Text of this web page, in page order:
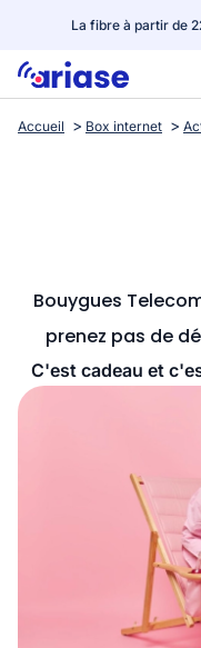
La fibre à partir de
Box internet
Accueil Box internet
Bouygues
prenez pas de
C'est cadeau et